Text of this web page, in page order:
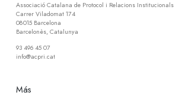
Associació Catalana de Protocol i Relacions Institucionals
Carrer Viladomat 174
08015 Barcelona
Barcelonès, Catalunya
93 496 45 07
info@acpri.cat
Más